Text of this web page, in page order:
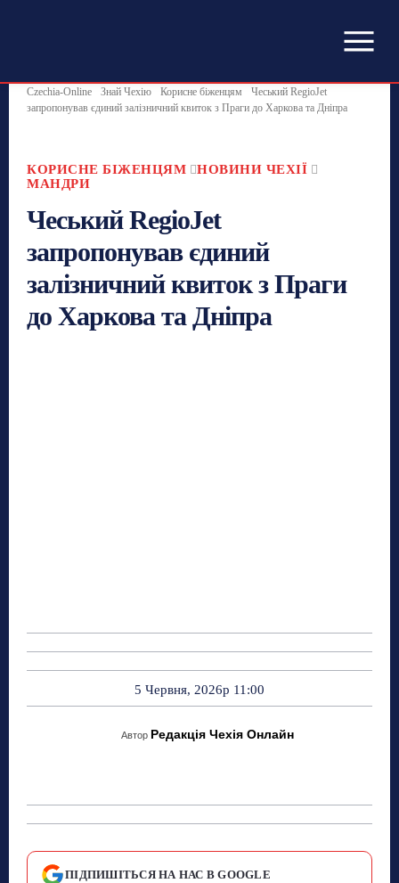
Czechia-Online Знай Чехію Корисне біженцям
Чеський RegioJet
запропонував єдиний залізничний квиток з Праги до Харкова та Дніпра
КОРИСНЕ БІЖЕНЦЯМ
НОВИНИ ЧЕХІЇ
МАНДРИ
Чеський RegioJet
запропонував єдиний
залізничний квиток з Праги
до Харкова та Дніпра
5 Червня, 2026р 11:00
Автор Редакція Чехія Онлайн
ПІДПИШІТЬСЯ НА НАС В GOOGLE